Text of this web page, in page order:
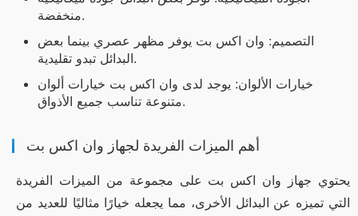
منخفضة.
التصميم: وان اكس بت يوفر مظهر عصري بينما بعض
البدائل تبدو تقليدية.
خيارات الألوان: يوجد لدى وان اكس بت خيارات ألوان
متنوعة تناسب جميع الأذواق.
أهم الميزات الفريدة لجهاز وان اكس بت